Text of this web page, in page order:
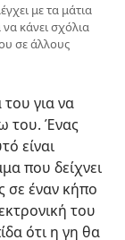
με τα μάτια
κάνει σχόλια
σε άλλους
του για να
του. Ένας
είναι
που δείχνει
σε έναν κήπο
του
ότι η γη θα